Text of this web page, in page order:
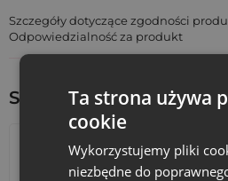
Szczegóły dotyczące zgodności
Odpowiedzialność za produkt
Sprawdź inne ciekawe
Ta strona używa
cookie
Wykorzystujemy pliki
niezbędne do